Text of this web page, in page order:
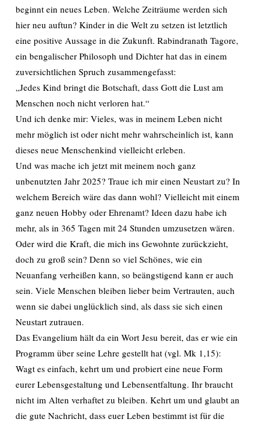
beginnt ein neues Leben. Welche Zeiträume werden sich
hier neu auftun? Kinder in die Welt zu setzen ist letztlich
eine positive Aussage in die Zukunft. Rabindranath Tagore,
ein bengalischer Philosoph und Dichter hat das in einem
zuversichtlichen Spruch zusammengefasst:
„Jedes Kind bringt die Botschaft, dass Gott die Lust am
Menschen noch nicht verloren hat.“
Und ich denke mir: Vieles, was in meinem Leben nicht
mehr möglich ist oder nicht mehr wahrscheinlich ist, kann
dieses neue Menschenkind vielleicht erleben.
Und was mache ich jetzt mit meinem noch ganz
unbenutzten Jahr 2025? Traue ich mir einen Neustart zu? In
welchem Bereich wäre das dann wohl? Vielleicht mit einem
ganz neuen Hobby oder Ehrenamt? Ideen dazu habe ich
mehr, als in 365 Tagen mit 24 Stunden umzusetzen wären.
Oder wird die Kraft, die mich ins Gewohnte zurückzieht,
doch zu groß sein? Denn so viel Schönes, wie ein
Neuanfang verheißen kann, so beängstigend kann er auch
sein. Viele Menschen bleiben lieber beim Vertrauten, auch
wenn sie dabei unglücklich sind, als dass sie sich einen
Neustart zutrauen.
Das Evangelium hält da ein Wort Jesu bereit, das er wie ein
Programm über seine Lehre gestellt hat (vgl. Mk 1,15):
Wagt es einfach, kehrt um und probiert eine neue Form
eurer Lebensgestaltung und Lebensentfaltung. Ihr braucht
nicht im Alten verhaftet zu bleiben. Kehrt um und glaubt an
die gute Nachricht, dass euer Leben bestimmt ist für die